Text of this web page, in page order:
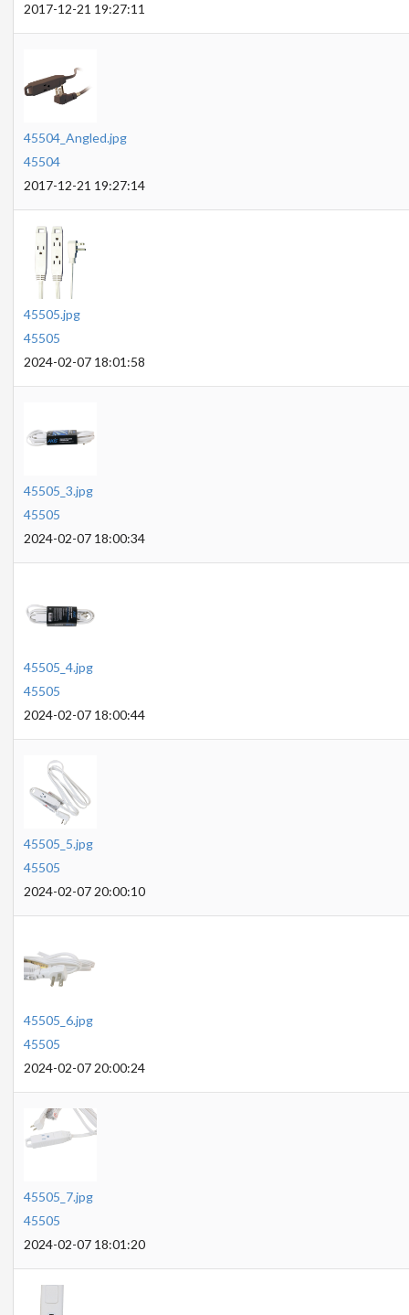
2017-12-21 19:27:11
45504_Angled.jpg
45504
2017-12-21 19:27:14
45505.jpg
45505
2024-02-07 18:01:58
45505_3.jpg
45505
2024-02-07 18:00:34
45505_4.jpg
45505
2024-02-07 18:00:44
45505_5.jpg
45505
2024-02-07 20:00:10
45505_6.jpg
45505
2024-02-07 20:00:24
45505_7.jpg
45505
2024-02-07 18:01:20